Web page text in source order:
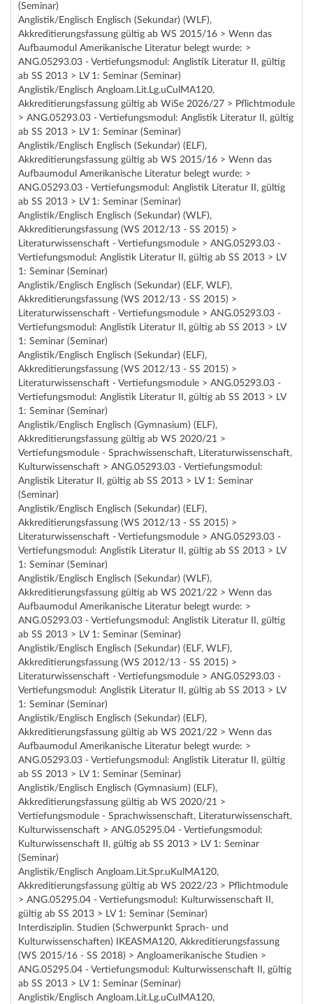
(Seminar)
Anglistik/Englisch Englisch (Sekundar) (WLF),
Akkreditierungsfassung gültig ab WS 2015/16 > Wenn das
Aufbaumodul Amerikanische Literatur belegt wurde: >
ANG.05293.03 - Vertiefungsmodul: Anglistik Literatur II, gültig
ab SS 2013 > LV 1: Seminar (Seminar)
Anglistik/Englisch Angloam.Lit.Lg.uCulMA120,
Akkreditierungsfassung gültig ab WiSe 2026/27 > Pflichtmodule
> ANG.05293.03 - Vertiefungsmodul: Anglistik Literatur II, gültig
ab SS 2013 > LV 1: Seminar (Seminar)
Anglistik/Englisch Englisch (Sekundar) (ELF),
Akkreditierungsfassung gültig ab WS 2015/16 > Wenn das
Aufbaumodul Amerikanische Literatur belegt wurde: >
ANG.05293.03 - Vertiefungsmodul: Anglistik Literatur II, gültig
ab SS 2013 > LV 1: Seminar (Seminar)
Anglistik/Englisch Englisch (Sekundar) (WLF),
Akkreditierungsfassung (WS 2012/13 - SS 2015) >
Literaturwissenschaft - Vertiefungsmodule > ANG.05293.03 -
Vertiefungsmodul: Anglistik Literatur II, gültig ab SS 2013 > LV
1: Seminar (Seminar)
Anglistik/Englisch Englisch (Sekundar) (ELF, WLF),
Akkreditierungsfassung (WS 2012/13 - SS 2015) >
Literaturwissenschaft - Vertiefungsmodule > ANG.05293.03 -
Vertiefungsmodul: Anglistik Literatur II, gültig ab SS 2013 > LV
1: Seminar (Seminar)
Anglistik/Englisch Englisch (Sekundar) (ELF),
Akkreditierungsfassung (WS 2012/13 - SS 2015) >
Literaturwissenschaft - Vertiefungsmodule > ANG.05293.03 -
Vertiefungsmodul: Anglistik Literatur II, gültig ab SS 2013 > LV
1: Seminar (Seminar)
Anglistik/Englisch Englisch (Gymnasium) (ELF),
Akkreditierungsfassung gültig ab WS 2020/21 >
Vertiefungsmodule - Sprachwissenschaft, Literaturwissenschaft,
Kulturwissenschaft > ANG.05293.03 - Vertiefungsmodul:
Anglistik Literatur II, gültig ab SS 2013 > LV 1: Seminar
(Seminar)
Anglistik/Englisch Englisch (Sekundar) (ELF),
Akkreditierungsfassung (WS 2012/13 - SS 2015) >
Literaturwissenschaft - Vertiefungsmodule > ANG.05293.03 -
Vertiefungsmodul: Anglistik Literatur II, gültig ab SS 2013 > LV
1: Seminar (Seminar)
Anglistik/Englisch Englisch (Sekundar) (WLF),
Akkreditierungsfassung gültig ab WS 2021/22 > Wenn das
Aufbaumodul Amerikanische Literatur belegt wurde: >
ANG.05293.03 - Vertiefungsmodul: Anglistik Literatur II, gültig
ab SS 2013 > LV 1: Seminar (Seminar)
Anglistik/Englisch Englisch (Sekundar) (ELF, WLF),
Akkreditierungsfassung (WS 2012/13 - SS 2015) >
Literaturwissenschaft - Vertiefungsmodule > ANG.05293.03 -
Vertiefungsmodul: Anglistik Literatur II, gültig ab SS 2013 > LV
1: Seminar (Seminar)
Anglistik/Englisch Englisch (Sekundar) (ELF),
Akkreditierungsfassung gültig ab WS 2021/22 > Wenn das
Aufbaumodul Amerikanische Literatur belegt wurde: >
ANG.05293.03 - Vertiefungsmodul: Anglistik Literatur II, gültig
ab SS 2013 > LV 1: Seminar (Seminar)
Anglistik/Englisch Englisch (Gymnasium) (ELF),
Akkreditierungsfassung gültig ab WS 2020/21 >
Vertiefungsmodule - Sprachwissenschaft, Literaturwissenschaft,
Kulturwissenschaft > ANG.05295.04 - Vertiefungsmodul:
Kulturwissenschaft II, gültig ab SS 2013 > LV 1: Seminar
(Seminar)
Anglistik/Englisch Angloam.Lit.Spr.uKulMA120,
Akkreditierungsfassung gültig ab WS 2022/23 > Pflichtmodule
> ANG.05295.04 - Vertiefungsmodul: Kulturwissenschaft II,
gültig ab SS 2013 > LV 1: Seminar (Seminar)
Interdisziplin. Studien (Schwerpunkt Sprach- und
Kulturwissenschaften) IKEASMA120, Akkreditierungsfassung
(WS 2015/16 - SS 2018) > Angloamerikanische Studien >
ANG.05295.04 - Vertiefungsmodul: Kulturwissenschaft II, gültig
ab SS 2013 > LV 1: Seminar (Seminar)
Anglistik/Englisch Angloam.Lit.Lg.uCulMA120,